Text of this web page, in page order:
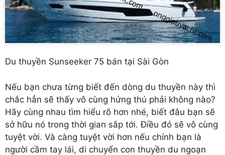
Du thuyền Sunseeker 75 bán tại Sài Gòn
Nếu bạn chưa từng biết đến dòng du thuyền này thì
chắc hẳn sẽ thấy vô cùng hứng thú phải không nào?
Hãy cùng nhau tìm hiểu rõ hơn nhé, biết đâu bạn sẽ
sở hữu nó trong thời gian sắp tới. Điều đó sẽ vô cùng
tuyệt vời. Và càng tuyệt vời hơn nếu chính bạn là
người cầm tay lái, di chuyển con thuyền du ngoạn